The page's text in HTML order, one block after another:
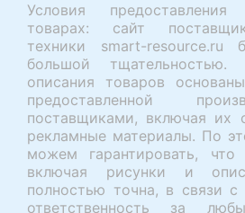
Условия
товарах: сайт
техники smart-resource.ru
большой
описания товаров
предоставленной
поставщиками, включая их
рекламные материалы. По
можем гарантировать,
включая рисунки и
полностью точна, в связи
ответственность за